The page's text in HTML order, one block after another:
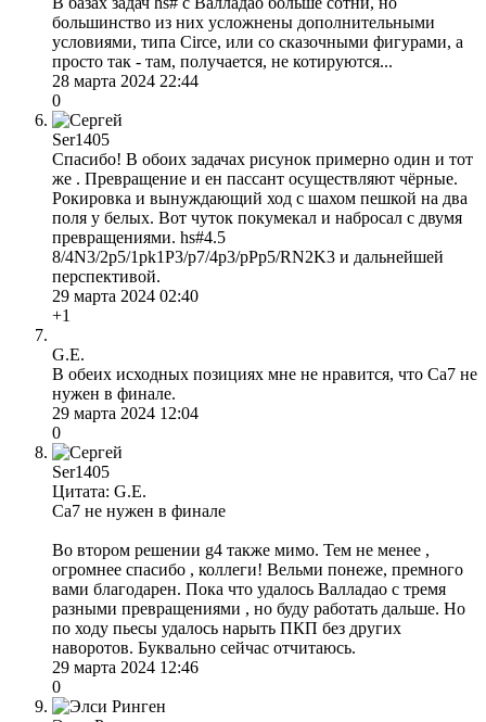
большинство из них усложнены дополнительными
условиями, типа Circe, или со сказочными фигурами, а
просто так - там, получается, не котируются...
28 марта 2024 22:44
0
Ser1405
Спасибо! В обоих задачах рисунок примерно один и тот
же . Превращение и ен пассант осуществляют чёрные.
Рокировка и вынуждающий ход с шахом пешкой на два
поля у белых. Вот чуток покумекал и набросал с двумя
превращениями. hs#4.5
8/4N3/2p5/1pk1P3/p7/4p3/pPp5/RN2K3 и дальнейшей
перспективой.
29 марта 2024 02:40
+1
G.E.
В обеих исходных позициях мне не нравится, что Са7 не
нужен в финале.
29 марта 2024 12:04
0
Ser1405
Цитата: G.E.
Са7 не нужен в финале
Во втором решении g4 также мимо. Тем не менее ,
огромнее спасибо , коллеги! Вельми понеже, премного
вами благодарен. Пока что удалось Валладао с тремя
разными превращениями , но буду работать дальше. Но
по ходу пьесы удалось нарыть ПКП без других
наворотов. Буквально сейчас отчитаюсь.
29 марта 2024 12:46
0